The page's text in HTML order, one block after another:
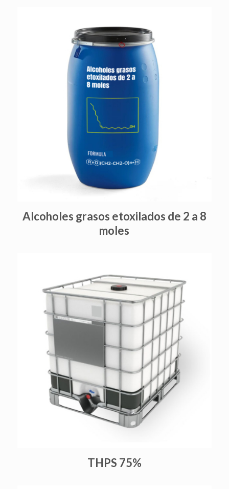
Alcoholes grasos etoxilados de 2 a 8
moles
THPS 75%